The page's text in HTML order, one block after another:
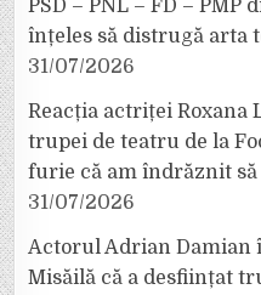
PSD – PNL – FD –
înțeles să distrugă arta
31/07/2026
Reacția actriței Roxana
trupei de teatru de la
furie că am îndrăznit
31/07/2026
Actorul Adrian Damian
Misăilă că a desființat